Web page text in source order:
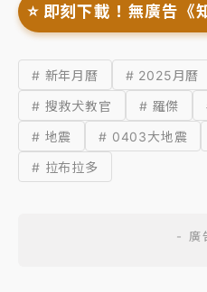
⭐️ 即刻下載！無廣告《
# 新年月曆 # 2025月曆
# 搜救犬教官
# 羅傑
# 地震
# 0403大地震
# 拉布拉多